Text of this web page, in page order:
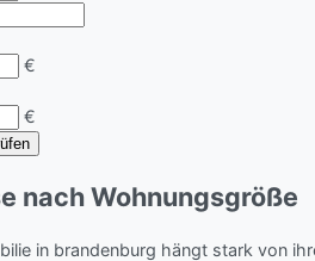
€
€
nach Wohnungsgröße
in brandenburg hängt stark von